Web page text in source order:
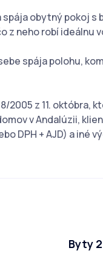
spája obytný pokoj
z neho robí ideálnu
spája polohu,
2005 z 11.
v Andalúzii,
DPH + AJD) a iné
Byty 2